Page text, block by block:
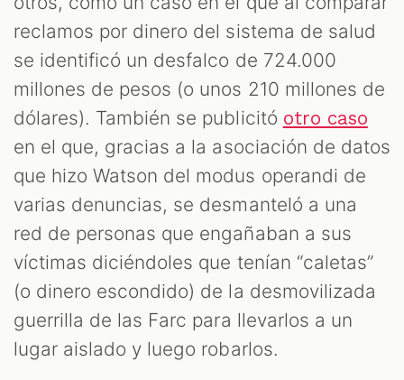
reclamos por dinero del sistema de salud
se identificó un desfalco de 724.000
millones de pesos (o unos 210 millones de
dólares). También se publicitó otro caso
en el que, gracias a la asociación de datos
que hizo Watson del modus operandi de
varias denuncias, se desmanteló a una
red de personas que engañaban a sus
víctimas diciéndoles que tenían “caletas”
(o dinero escondido) de la desmovilizada
guerrilla de las Farc para llevarlos a un
lugar aislado y luego robarlos.